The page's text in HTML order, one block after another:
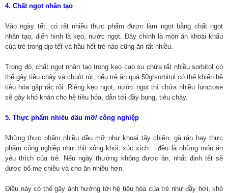
4. Chất ngọt nhân tạo
Vào ngày tết. có rất nhiều thực phẩm được làm ngọt bằng chất ngọt
nhân tạo, điển hình là kẹo, nước ngọt. Đây chính là món ăn khoái khẩu
của trẻ trong dịp tết và hầu hết trẻ nào cũng ăn rất nhiều.
Trong đó, chất ngọt nhân tạo trong kẹo cao su chứa rất nhiều sorbitol có
thể gây tiêu chảy và chuột rút, nếu trẻ ăn quá 50grsorbitol có thể khiến hệ
tiêu hóa gặp rắc rối. Riêng kẹo ngọt, nước ngọt thì chứa nhiều functose
sẽ gây khó khăn cho hệ tiêu hóa, dẫn tới đầy bụng, tiêu chảy.
5. Thực phẩm nhiều dầu mỡ/ công nghiệp
Những thực phẩm nhiều dầu mỡ như khoai tây chiên, gà rán hay thực
phẩm công nghiệp như thịt xông khói, xúc xích… đều là những món ăn
yêu thích của trẻ. Nếu ngày thường không được ăn, nhất định tết sẽ
được bố mẹ chiều và cho ăn nhiều hơn.
Điều này có thể gây ảnh hưởng tới hệ tiêu hóa của trẻ như đầy hơi, khó